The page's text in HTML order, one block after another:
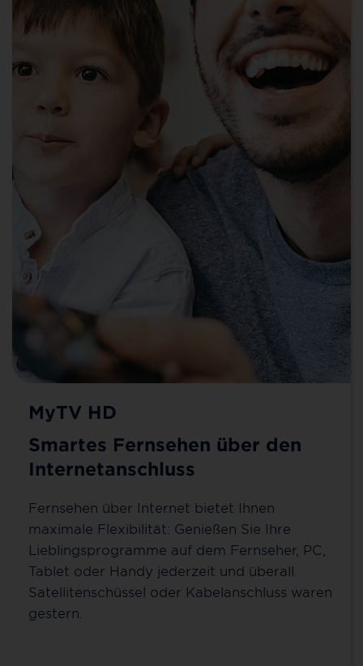
MyTV HD
Smartes Fernsehen über den
Internetanschluss
Fernsehen über Internet bietet Ihnen
maximale Flexibilität: Genießen Sie Ihre
Lieblingsprogramme auf dem Fernseher, PC,
Tablet oder Handy jederzeit und überall.
Satellitenschüssel oder Kabelanschluss waren
gestern.